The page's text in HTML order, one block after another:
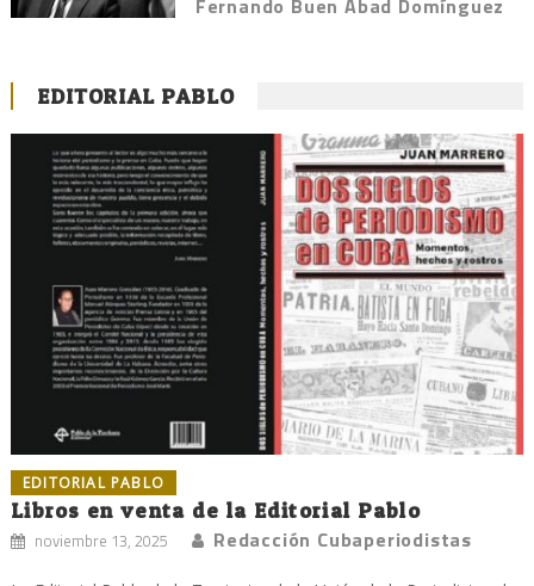
Fernando Buen Abad Domínguez
EDITORIAL PABLO
EDITORIAL PABLO
Libros en venta de la Editorial Pablo
noviembre 13, 2025 Redacción Cubaperiodistas